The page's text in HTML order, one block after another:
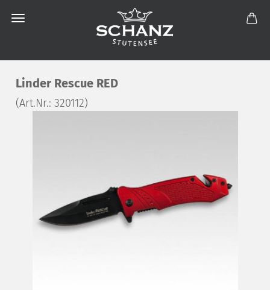
Linder Rescue RED
(Art.Nr.:320112)